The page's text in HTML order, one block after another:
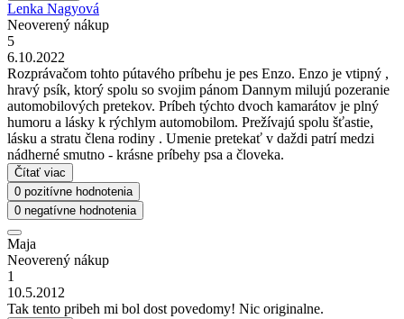
Lenka Nagyová
Neoverený nákup
5
6.10.2022
Rozprávačom tohto pútavého príbehu je pes Enzo. Enzo je vtipný ,
hravý psík, ktorý spolu so svojim pánom Dannym milujú pozeranie
automobilových pretekov. Príbeh týchto dvoch kamarátov je plný
humoru a lásky k rýchlym automobilom. Prežívajú spolu šťastie,
lásku a stratu člena rodiny . Umenie pretekať v daždi patrí medzi
nádherné smutno - krásne príbehy psa a človeka.
Čítať viac
0 pozitívne hodnotenia
0 negatívne hodnotenia
Maja
Neoverený nákup
1
10.5.2012
Tak tento pribeh mi bol dost povedomy! Nic originalne.